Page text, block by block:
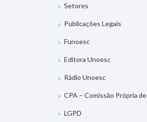
Setores
Publicações Legais
Funoesc
Editora Unoesc
Rádio Unoesc
CPA – Comissão Própria
LGPD